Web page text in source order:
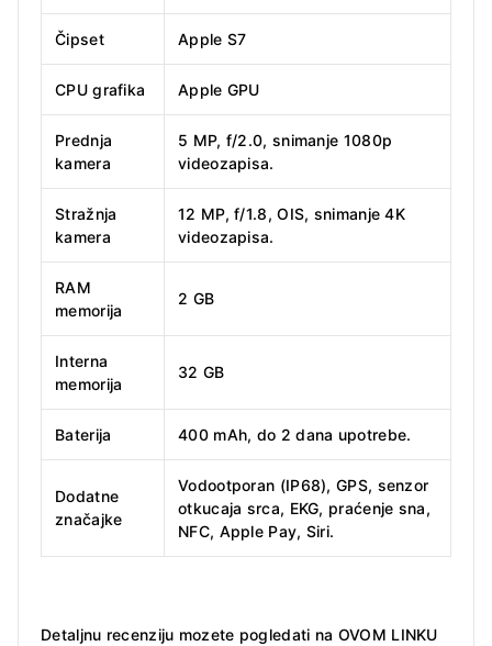
Čipset Apple S7
CPU grafika Apple GPU
Prednja
kamera
5 MP, f/2.0, snimanje 1080p
videozapisa.
Stražnja
kamera
12 MP, f/1.8, OIS, snimanje 4K
videozapisa.
RAM
memorija
2 GB
Interna
memorija
32 GB
Baterija 400 mAh, do 2 dana upotrebe.
Dodatne
značajke
Vodootporan (IP68), GPS, senzor
otkucaja srca, EKG, praćenje sna,
NFC, Apple Pay, Siri.
Detaljnu recenziju mozete pogledati na OVOM LINKU